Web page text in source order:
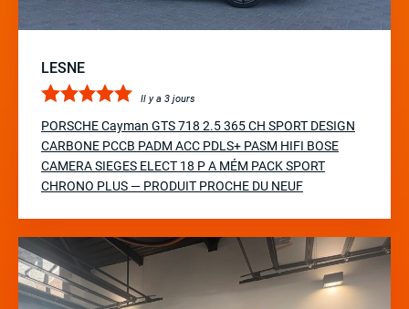
LESNE
Il y a 3 jours
PORSCHE Cayman GTS 718 2.5 365 CH SPORT DESIGN
CARBONE PCCB PADM ACC PDLS+ PASM HIFI BOSE
CAMERA SIEGES ELECT 18 P A MÉM PACK SPORT
CHRONO PLUS — PRODUIT PROCHE DU NEUF